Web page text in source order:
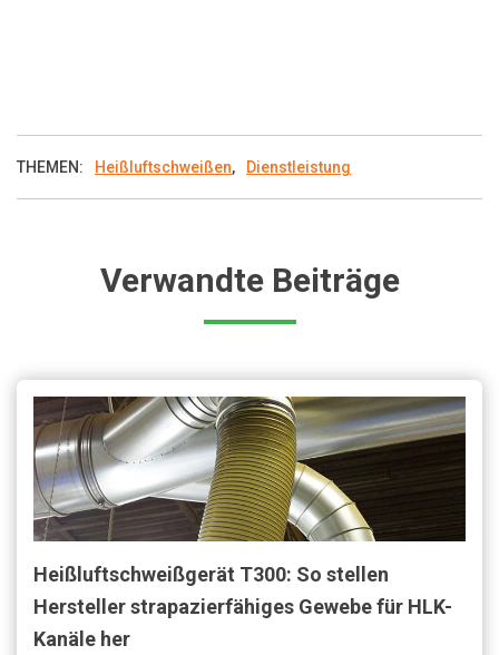
THEMEN: Heißluftschweißen, Dienstleistung
Verwandte Beiträge
Heißluftschweißgerät T300: So stellen
Hersteller strapazierfähiges Gewebe für HLK-
Kanäle her